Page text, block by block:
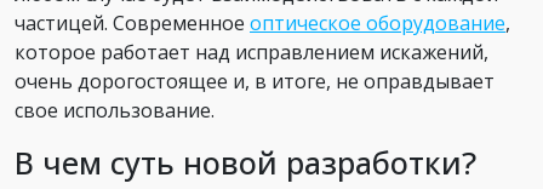
частицей. Современное оптическое оборудование,
которое работает над исправлением искажений,
очень дорогостоящее и, в итоге, не оправдывает
свое использование.
В чем суть новой разработки?